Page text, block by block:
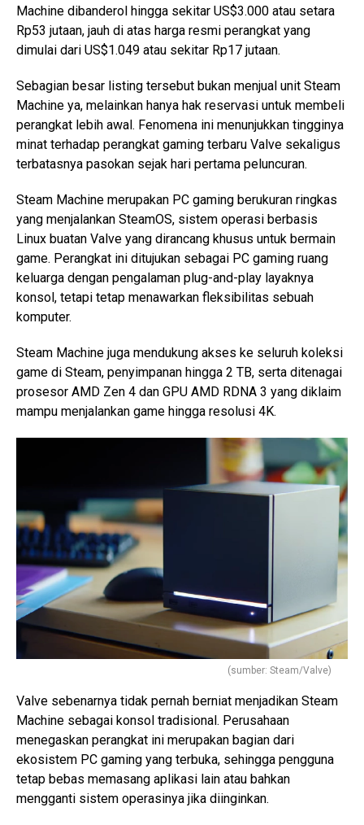
Machine dibanderol hingga sekitar US$3.000 atau setara
Rp53 jutaan, jauh di atas harga resmi perangkat yang
dimulai dari US$1.049 atau sekitar Rp17 jutaan.
Sebagian besar listing tersebut bukan menjual unit Steam
Machine ya, melainkan hanya hak reservasi untuk membeli
perangkat lebih awal. Fenomena ini menunjukkan tingginya
minat terhadap perangkat gaming terbaru Valve sekaligus
terbatasnya pasokan sejak hari pertama peluncuran.
Steam Machine merupakan PC gaming berukuran ringkas
yang menjalankan SteamOS, sistem operasi berbasis
Linux buatan Valve yang dirancang khusus untuk bermain
game. Perangkat ini ditujukan sebagai PC gaming ruang
keluarga dengan pengalaman plug-and-play layaknya
konsol, tetapi tetap menawarkan fleksibilitas sebuah
komputer.
Steam Machine juga mendukung akses ke seluruh koleksi
game di Steam, penyimpanan hingga 2 TB, serta ditenagai
prosesor AMD Zen 4 dan GPU AMD RDNA 3 yang diklaim
mampu menjalankan game hingga resolusi 4K.
(sumber: Steam/Valve)
Valve sebenarnya tidak pernah berniat menjadikan Steam
Machine sebagai konsol tradisional. Perusahaan
menegaskan perangkat ini merupakan bagian dari
ekosistem PC gaming yang terbuka, sehingga pengguna
tetap bebas memasang aplikasi lain atau bahkan
mengganti sistem operasinya jika diinginkan.